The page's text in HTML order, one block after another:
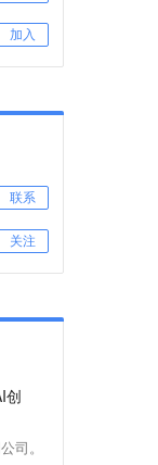
加入
联系
关注
创
司。